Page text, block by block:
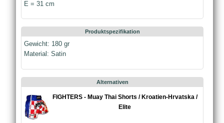
E = 31 cm
Produktspezifikation
Gewicht: 180 gr
Material: Satin
Alternativen
FIGHTERS - Muay Thai Shorts / Kroatien-Hrvatska /
Elite